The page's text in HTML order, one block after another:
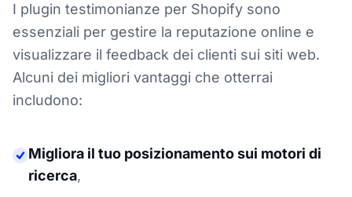
I plugin testimonianze per Shopify sono
essenziali per gestire la reputazione online e
visualizzare il feedback dei clienti sui siti web.
Alcuni dei migliori vantaggi che otterrai
includono:
Migliora il tuo posizionamento sui motori di
ricerca,